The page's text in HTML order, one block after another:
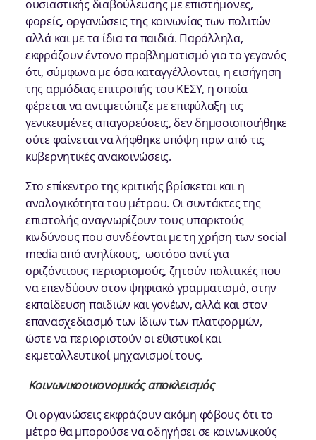
ουσιαστικής διαβούλευσης με επιστήμονες,
φορείς, οργανώσεις της κοινωνίας των πολιτών
αλλά και με τα ίδια τα παιδιά. Παράλληλα,
εκφράζουν έντονο προβληματισμό για το γεγονός
ότι, σύμφωνα με όσα καταγγέλλονται, η εισήγηση
της αρμόδιας επιτροπής του ΚΕΣΥ, η οποία
φέρεται να αντιμετώπιζε με επιφύλαξη τις
γενικευμένες απαγορεύσεις, δεν δημοσιοποιήθηκε
ούτε φαίνεται να λήφθηκε υπόψη πριν από τις
κυβερνητικές ανακοινώσεις.
Στο επίκεντρο της κριτικής βρίσκεται και η
αναλογικότητα του μέτρου. Οι συντάκτες της
επιστολής αναγνωρίζουν τους υπαρκτούς
κινδύνους που συνδέονται με τη χρήση των social
media από ανηλίκους, ωστόσο αντί για
οριζόντιους περιορισμούς, ζητούν πολιτικές που
να επενδύουν στον ψηφιακό γραμματισμό, στην
εκπαίδευση παιδιών και γονέων, αλλά και στον
επανασχεδιασμό των ίδιων των πλατφορμών,
ώστε να περιοριστούν οι εθιστικοί και
εκμεταλλευτικοί μηχανισμοί τους.
Κοινωνικοοικονομικός αποκλεισμός
Οι οργανώσεις εκφράζουν ακόμη φόβους ότι το
μέτρο θα μπορούσε να οδηγήσει σε κοινωνικούς